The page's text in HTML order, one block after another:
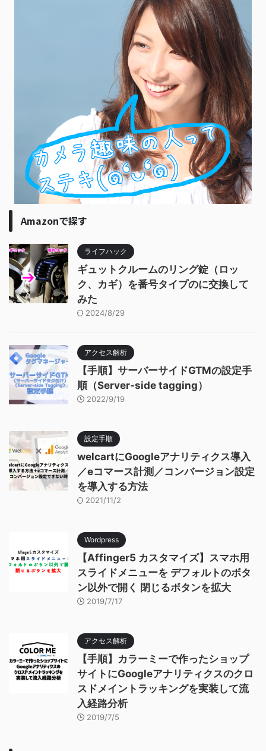
Amazonで探す
ライフハック
ギュットクルームのリング錠（ロッ
ク、カギ）を番号タイプのに交換して
みた
2024/8/29
アクセス解析
【手順】サーバーサイドGTMの設定手
順（Server-side tagging）
2022/9/19
設定手順
welcartにGoogleアナリティクス導入
／eコマース計測／コンバージョン設定
を導入する方法
2021/11/2
Wordpress
【Affinger5 カスタマイズ】スマホ用
スライドメニューを デフォルトのボタ
ン以外で開く 閉じるボタンを拡大
2019/7/17
アクセス解析
【手順】カラーミーで作ったショップ
サイトにGoogleアナリティクスのクロ
スドメイントラッキングを実装して流
入経路分析
2019/7/5